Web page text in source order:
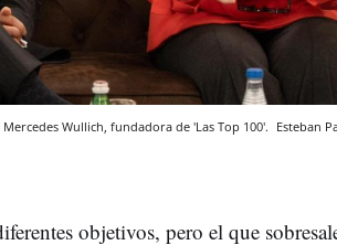
Wullich, fundadora de 'Las Top 100'. Esteban
objetivos, pero el que